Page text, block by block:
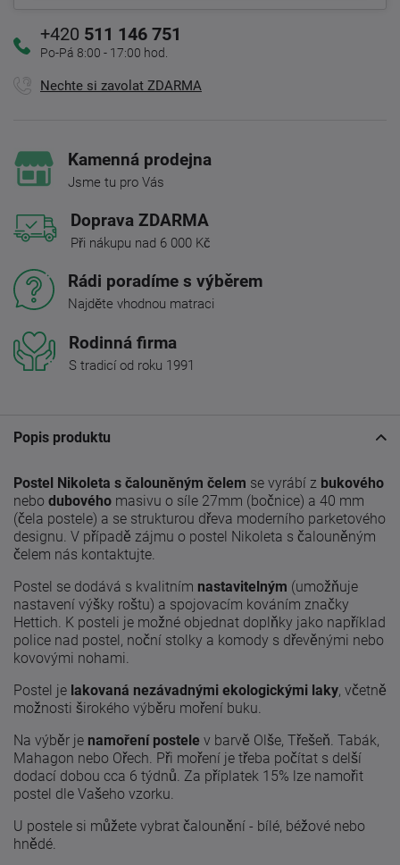
+420 511 146 751
Po-Pá 8:00 - 17:00 hod.
Nechte si zavolat ZDARMA
Kamenná prodejna
Jsme tu pro Vás
Doprava ZDARMA
Při nákupu nad 6 000 Kč
Rádi poradíme s výběrem
Najděte vhodnou matraci
Rodinná firma
S tradicí od roku 1991
Popis produktu
Postel Nikoleta s čalouněným čelem se vyrábí z bukového
nebo dubového masivu o síle 27mm (bočnice) a 40 mm
(čela postele) a se strukturou dřeva moderního parketového
designu. V případě zájmu o postel Nikoleta s čalouněným
čelem nás kontaktujte.
Postel se dodává s kvalitním nastavitelným (umožňuje
nastavení výšky roštu) a spojovacím kováním značky
Hettich. K posteli je možné objednat doplňky jako například
police nad postel, noční stolky a komody s dřevěnými nebo
kovovými nohami.
Postel je lakovaná nezávadnými ekologickými laky, včetně
možnosti širokého výběru moření buku.
Na výběr je namoření postele v barvě Olše, Třešeň. Tabák,
Mahagon nebo Ořech. Při moření je třeba počítat s delší
dodací dobou cca 6 týdnů. Za příplatek 15% lze namořit
postel dle Vašeho vzorku.
U postele si můžete vybrat čalounění - bílé, béžové nebo
hnědé.